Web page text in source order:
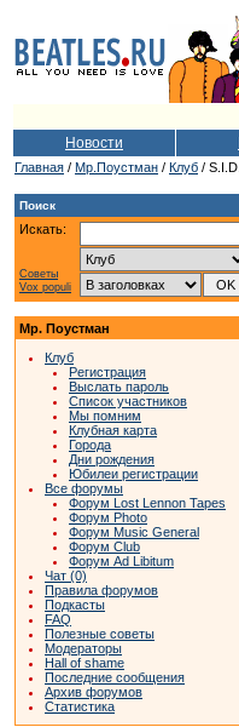
Новости
Главная / Мр.Поустман / Клуб / S.I.D.
Поиск
Искать:
Советы
Vox populi
Мр. Поустман
Клуб
Регистрация
Выслать пароль
Список участников
Мы помним
Клубная карта
Города
Дни рождения
Юбилеи регистрации
Все форумы
Форум Lost Lennon Tapes
Форум Photo
Форум Music General
Форум Club
Форум Ad Libitum
Чат (0)
Правила форумов
Подкасты
FAQ
Полезные советы
Модераторы
Hall of shame
Последние сообщения
Архив форумов
Статистика